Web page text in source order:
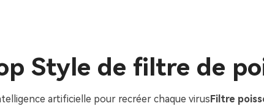
Style de filtre de
artificielle pour recréer chaque virus Filtre